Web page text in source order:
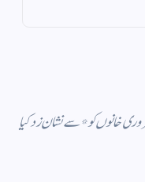
خانوں کو*سے نشان زد کیا